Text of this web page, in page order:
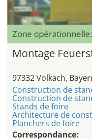
Zone
Montage
97332 Volkach,
Construction de
Construction de
Stands de foire
Architecture de
Planchers de foire
Correspondance: